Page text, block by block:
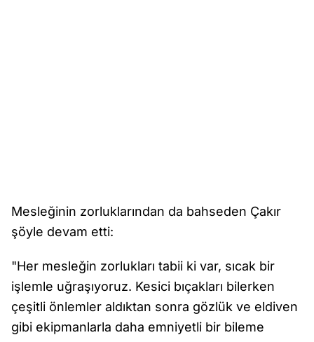
Mesleğinin zorluklarından da bahseden Çakır
şöyle devam etti:
"Her mesleğin zorlukları tabii ki var, sıcak bir
işlemle uğraşıyoruz. Kesici bıçakları bilerken
çeşitli önlemler aldıktan sonra gözlük ve eldiven
gibi ekipmanlarla daha emniyetli bir bileme